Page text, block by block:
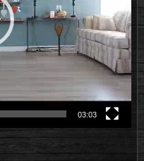
03:03